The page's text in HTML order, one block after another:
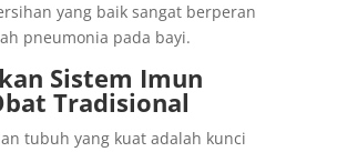
yang baik sangat berperan
pneumonia pada bayi.
Sistem Imun
Tradisional
tubuh yang kuat adalah kunci